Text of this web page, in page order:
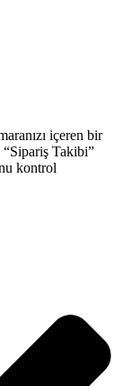
içeren bir
“Sipariş Takibi”
kontrol